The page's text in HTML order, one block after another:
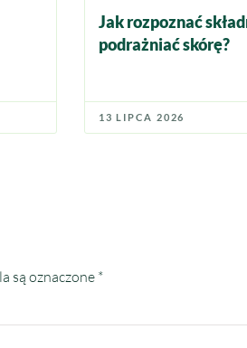
Jak rozpoznać
podrażniać skórę?
13 LIPCA 2026
są oznaczone *